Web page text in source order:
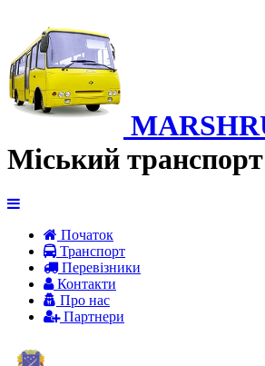
Міський транспорт
Початок
Транспорт
Перевiзники
Контакти
Про нас
Партнери